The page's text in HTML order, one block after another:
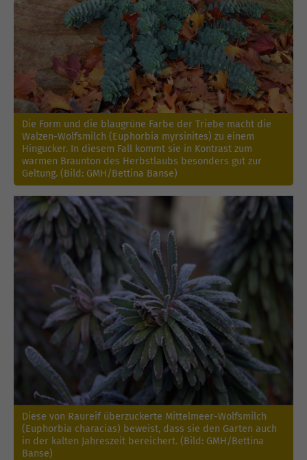
Die Form und die blaugrüne Farbe der Triebe macht die
Walzen-Wolfsmilch (Euphorbia myrsinites) zu einem
Hingucker. In diesem Fall kommt sie in Kontrast zum
warmen Braunton des Herbstlaubs besonders gut zur
Geltung. (Bild: GMH/Bettina Banse)
Diese von Raureif überzuckerte Mittelmeer-Wolfsmilch
(Euphorbia characias) beweist, dass sie den Garten auch
in der kalten Jahreszeit bereichert. (Bild: GMH/Bettina
Banse)